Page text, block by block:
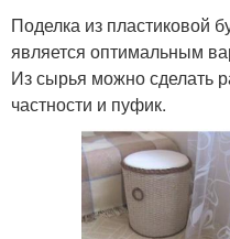
Поделка из пластиковой
является оптимальным
Из сырья можно сделать
частности и пуфик.